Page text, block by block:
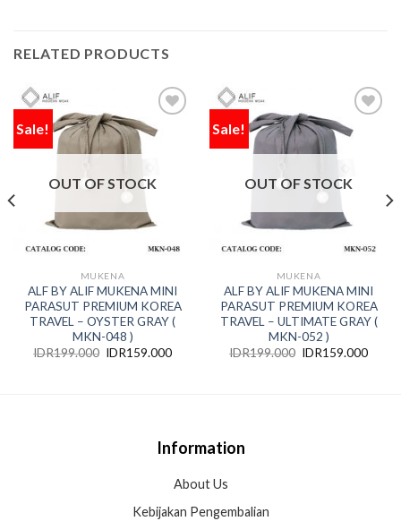
RELATED PRODUCTS
Sale!
OUT OF STOCK
MUKENA
ALF BY ALIF MUKENA MINI
PARASUT PREMIUM KOREA
TRAVEL – OYSTER GRAY (
MKN-048 )
IDR199.000 IDR159.000
Sale!
OUT OF STOCK
MUKENA
ALF BY ALIF MUKENA MINI
PARASUT PREMIUM KOREA
TRAVEL – ULTIMATE GRAY (
MKN-052 )
IDR199.000 IDR159.000
Information
About Us
Kebijakan Pengembalian